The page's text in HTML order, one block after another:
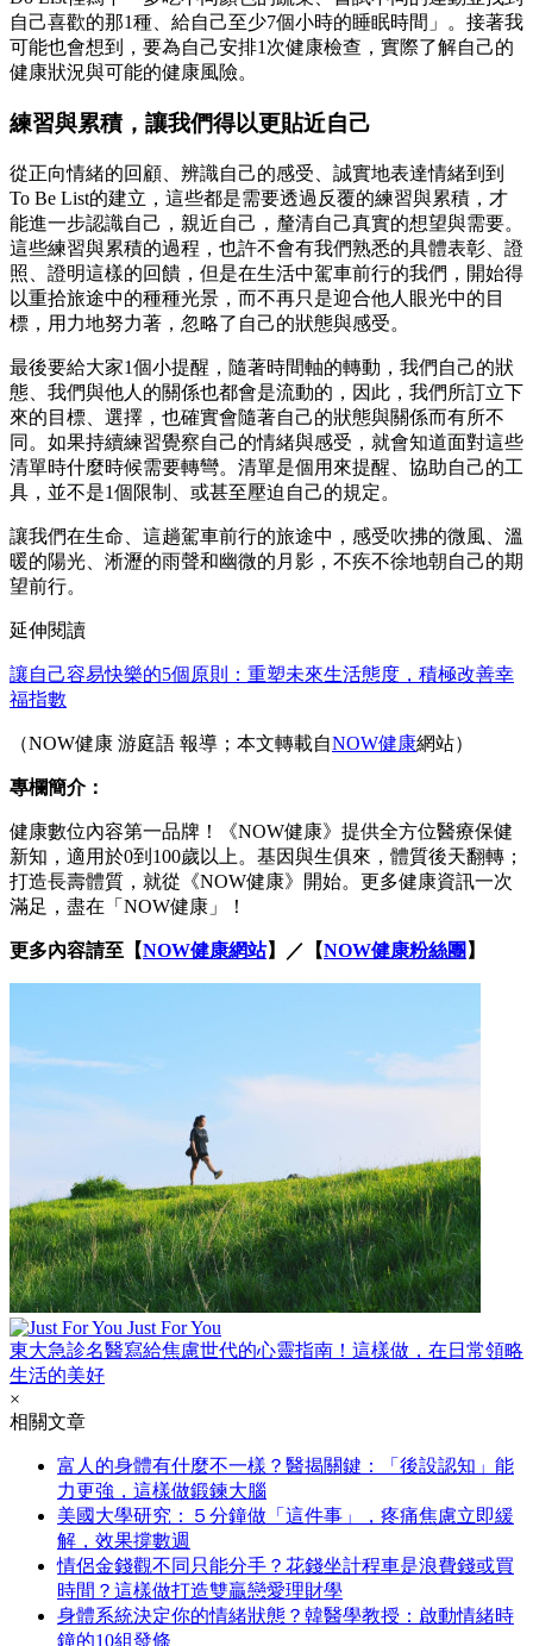
自己喜歡的那1種、給自己至少7個小時的睡眠時間」。接著我
可能也會想到，要為自己安排1次健康檢查，實際了解自己的
健康狀況與可能的健康風險。
練習與累積，讓我們得以更貼近自己
從正向情緒的回顧、辨識自己的感受、誠實地表達情緒到到
To Be List的建立，這些都是需要透過反覆的練習與累積，才
能進一步認識自己，親近自己，釐清自己真實的想望與需要。
這些練習與累積的過程，也許不會有我們熟悉的具體表彰、證
照、證明這樣的回饋，但是在生活中駕車前行的我們，開始得
以重拾旅途中的種種光景，而不再只是迎合他人眼光中的目
標，用力地努力著，忽略了自己的狀態與感受。
最後要給大家1個小提醒，隨著時間軸的轉動，我們自己的狀
態、我們與他人的關係也都會是流動的，因此，我們所訂立下
來的目標、選擇，也確實會隨著自己的狀態與關係而有所不
同。如果持續練習覺察自己的情緒與感受，就會知道面對這些
清單時什麼時候需要轉彎。清單是個用來提醒、協助自己的工
具，並不是1個限制、或甚至壓迫自己的規定。
讓我們在生命、這趟駕車前行的旅途中，感受吹拂的微風、溫
暖的陽光、淅瀝的雨聲和幽微的月影，不疾不徐地朝自己的期
望前行。
延伸閱讀
讓自己容易快樂的5個原則：重塑未來生活態度，積極改善幸
福指數
（NOW健康 游庭語 報導；本文轉載自NOW健康網站）
專欄簡介：
健康數位內容第一品牌！《NOW健康》提供全方位醫療保健
新知，適用於0到100歲以上。基因與生俱來，體質後天翻轉；
打造長壽體質，就從《NOW健康》開始。更多健康資訊一次
滿足，盡在「NOW健康」！
更多內容請至【NOW健康網站】／【NOW健康粉絲團 】
Just For You
東大急診名醫寫給焦慮世代的心靈指南！這樣做，在日常領略
生活的美好
×
相關文章
富人的身體有什麼不一樣？醫揭關鍵：「後設認知」能
力更強，這樣做鍛鍊大腦
美國大學研究：５分鐘做「這件事」，疼痛焦慮立即緩
解，效果撐數週
情侶金錢觀不同只能分手？花錢坐計程車是浪費錢或買
時間？這樣做打造雙贏戀愛理財學
身體系統決定你的情緒狀態？韓醫學教授：啟動情緒時
鐘的10組發條